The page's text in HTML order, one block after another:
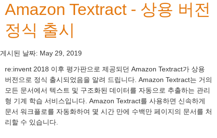
Amazon Textract - 상용 버전
정식 출시
게시된 날짜: May 29, 2019
re:invent 2018 이후 평가판으로 제공되던 Amazon Textract가 상용
버전으로 정식 출시되었음을 알려 드립니다. Amazon Textract는 거의
모든 문서에서 텍스트 및 구조화된 데이터를 자동으로 추출하는 관리
형 기계 학습 서비스입니다. Amazon Textract를 사용하면 신속하게
문서 워크플로를 자동화하여 몇 시간 만에 수백만 페이지의 문서를 처
리할 수 있습니다.